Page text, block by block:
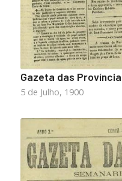
Gazeta das
5 de Julho, 1900